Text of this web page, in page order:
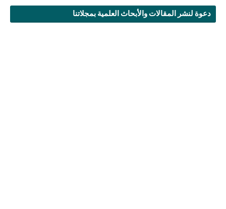
دعوة لنشر المقالات والأبحاث العلمية بمجلاتنا